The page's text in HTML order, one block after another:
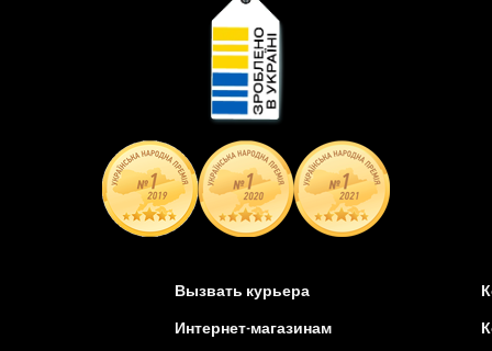
Вызвать курьера
Интернет-магазинам